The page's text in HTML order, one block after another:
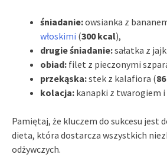
śniadanie:owsianka z
włoskimi (300 kcal),
drugie śniadanie:sałatka z
obiad: filet z pieczonymi
przekąska:stek z kalafiora (
kolacja: kanapki z twarogiem i
Pamiętaj, że kluczem do sukcesu jest
dieta, która dostarcza wszystkich
odżywczych.